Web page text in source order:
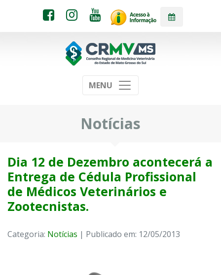
MENU
Notícias
Dia 12 de Dezembro acontecerá a
Entrega de Cédula Profissional
de Médicos Veterinários e
Zootecnistas.
Categoria: Notícias | Publicado em: 12/05/2013